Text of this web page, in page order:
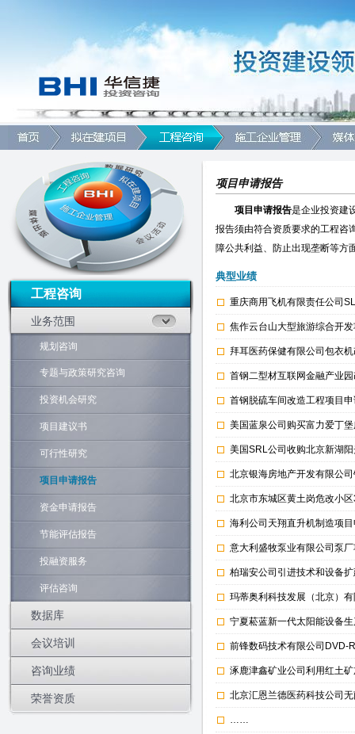
工程咨询
业务范围
规划咨询
专题与政策研究咨询
投资机会研究
项目建议书
可行性研究
项目申请报告
资金申请报告
节能评估报告
投融资服务
评估咨询
数据库
会议培训
咨询业绩
荣誉资质
项目申请报告
项目申请报告是企业投资建
报告须由符合资质要求的工程咨
障公共利益、防止出现垄断等方
典型业绩
重庆商用飞机有限责任公司
焦作云台山大型旅游综合开
拜耳医药保健有限公司包衣
首钢二型材互联网金融产业
首钢脱硫车间改造工程项目
美国蓝泉公司购买富力爱丁
美国SRL公司收购北京新湖
北京银海房地产开发有限公
北京市东城区黄土岗危改小
海利公司天翔直升机制造项
意大利盛牧泵业有限公司泵
柏瑞安公司引进技术和设备
玛蒂奥利科技发展（北京）
宁夏菘蓝新一代太阳能设备
前锋数码技术有限公司DVD-
涿鹿津鑫矿业公司利用红土
北京汇恩兰德医药科技公司
……